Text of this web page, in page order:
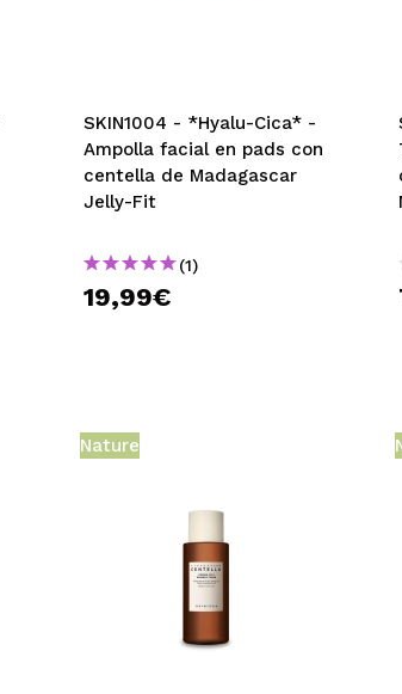
SKIN1004 - *Hyalu-Cica* -
Ampolla facial en pads con
centella de Madagascar
Jelly-Fit
(1)
19,99€
Nature